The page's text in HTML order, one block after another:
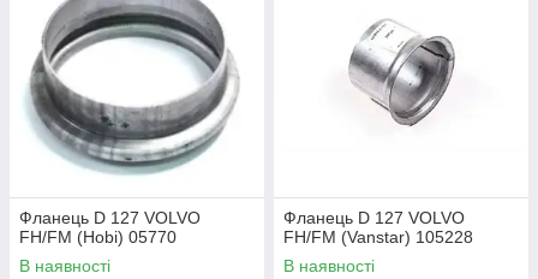
Фланець D 127 VOLVO
FH/FM (Hobi) 05770
В наявності
Фланець D 127 VOLVO
FH/FM (Vanstar) 105228
В наявності